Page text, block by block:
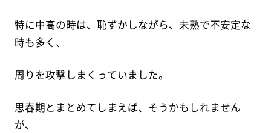
特に中高の時は、恥ずかしながら、未熟で不安定な
時も多く、
周りを攻撃しまくっていました。
思春期とまとめてしまえば、そうかもしれません
が、